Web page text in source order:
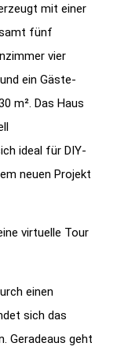
mit einer
fünf
vier
ein Gäste-
m². Das Haus
ideal für DIY-
neuen Projekt
virtuelle Tour
einen
sich das
Geradeaus geht